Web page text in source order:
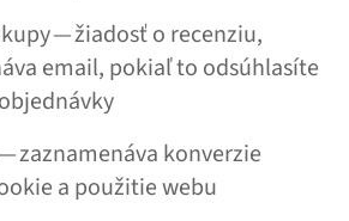
— žiadosť o recenziu,
email, pokiaľ to odsúhlasíte
zaznamenáva konverzie
a použitie webu